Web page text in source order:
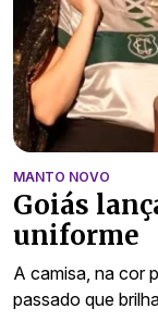
MANTO NOVO
Goiás
uniforme
A camisa, na cor
passado que